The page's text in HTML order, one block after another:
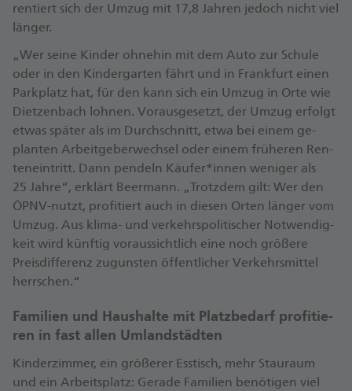
ren­tiert sich der Um­zug mit 17,8 Jah­ren je­doch nicht viel
län­ger.
„Wer sei­ne Kin­der oh­ne­hin mit dem Au­to zur Schu­le
oder in den Kin­der­gar­ten fährt und in Frank­furt ei­nen
Park­platz hat, für den kann sich ein Um­zug in Or­te wie
Diet­zen­bach loh­nen. Vor­aus­ge­setzt, der Um­zug er­folgt
et­was spä­ter als im Durch­schnitt, et­wa bei ei­nem ge­
plan­ten Ar­beit­ge­ber­wech­sel oder ei­nem frü­he­ren Ren­
ten­ein­tritt. Dann pen­deln Käu­fer*in­nen we­ni­ger als
25 Jah­re“, er­klärt Beer­mann. „Trotz­dem gilt: Wer den
ÖPNV-nutzt, pro­fi­tiert auch in die­sen Or­ten län­ger vom
Um­zug. Aus kli­ma- und ver­kehrs­po­li­ti­scher Not­wen­dig­
keit wird künf­tig vor­aus­sicht­lich ei­ne noch grö­ße­re
Preis­dif­fe­renz zu­guns­ten öf­fent­li­cher Ver­kehrs­mit­tel
herr­schen.“
Fa­mi­li­en und Haus­hal­te mit Platz­be­darf pro­fi­tie­
ren in fast al­len Umlandstädten
Kin­der­zim­mer, ein grö­ße­rer Ess­tisch, mehr Stau­raum
und ein Ar­beits­platz: Ge­ra­de Fa­mi­li­en be­nö­ti­gen viel